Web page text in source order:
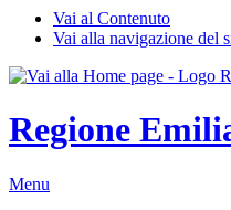
Vai al Contenuto
Vai alla navigazione del
Regione
Menu